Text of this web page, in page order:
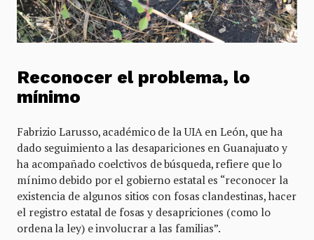
Reconocer el problema, lo
mínimo
Fabrizio Larusso, académico de la UIA en León, que ha
dado seguimiento a las desapariciones en Guanajuato y
ha acompañado coelctivos de búsqueda, refiere que lo
mínimo debido por el gobierno estatal es “reconocer la
existencia de algunos sitios con fosas clandestinas, hacer
el registro estatal de fosas y desapriciones (como lo
ordena la ley) e involucrar a las familias”.